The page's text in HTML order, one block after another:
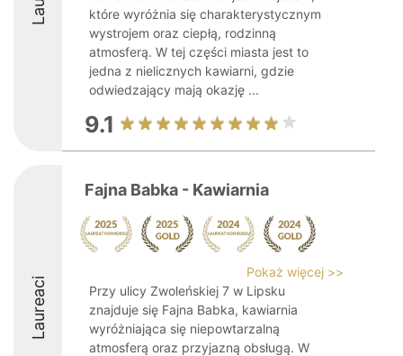
które wyróżnia się charakterystycznym
wystrojem oraz ciepłą, rodzinną
atmosferą. W tej części miasta jest to
jedna z nielicznych kawiarni, gdzie
odwiedzający mają okazję ...
9.1
Laureaci
Fajna Babka - Kawiarnia
Pokaż więcej >>
Przy ulicy Zwoleńskiej 7 w Lipsku
znajduje się Fajna Babka, kawiarnia
wyróżniająca się niepowtarzalną
atmosferą oraz przyjazną obsługą. W